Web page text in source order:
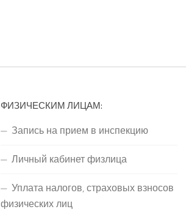
ФИЗИЧЕСКИМ ЛИЦАМ:
Запись на прием в инспекцию
Личный кабинет физлица
Уплата налогов, страховых взносов
физических лиц